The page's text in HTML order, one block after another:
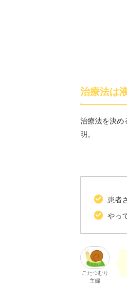
治療法は
治療法を決め
明。
患者
やっ
こたつむり
主婦